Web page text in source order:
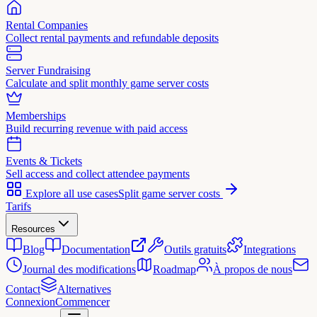
Rental Companies
Collect rental payments and refundable deposits
Server Fundraising
Calculate and split monthly game server costs
Memberships
Build recurring revenue with paid access
Events & Tickets
Sell access and collect attendee payments
Explore all use casesSplit game server costs
Tarifs
Resources
Blog Documentation Outils gratuits
Integrations
Journal des modifications
Roadmap
À propos de nous
Contact
Alternatives
ConnexionCommencer